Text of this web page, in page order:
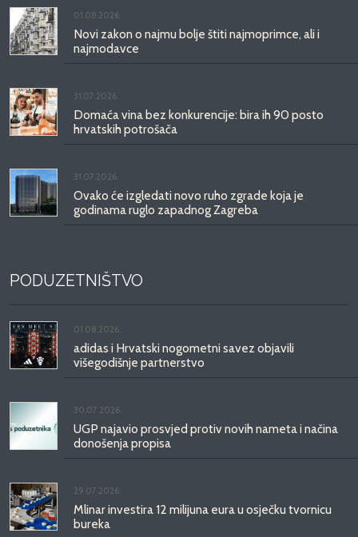
01.08.2026.
Novi zakon o najmu bolje štiti najmoprimce, ali i
najmodavce
31.07.2026.
Domaća vina bez konkurencije: bira ih 90 posto
hrvatskih potrošača
31.07.2026.
Ovako će izgledati novo ruho zgrade koja je
godinama ruglo zapadnog Zagreba
PODUZETNIŠTVO
01.08.2026.
adidas i Hrvatski nogometni savez objavili
višegodišnje partnerstvo
30.07.2026.
UGP najavio prosvjed protiv novih nameta i načina
donošenja propisa
29.07.2026.
Mlinar investira 12 milijuna eura u osječku tvornicu
bureka